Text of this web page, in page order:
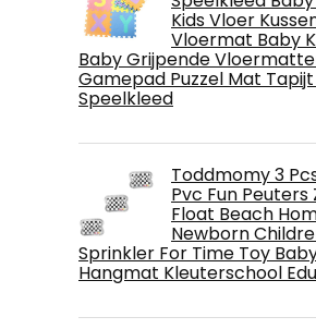
Kids Vloer
Vloermat Baby
Baby Grijpende
Gamepad Puzzel Mat Tapijt
Speelkleed
Toddmomy 3
Pvc Fun
Float Beach
Newborn
Sprinkler For Time Toy
Hangmat Kleuterschool